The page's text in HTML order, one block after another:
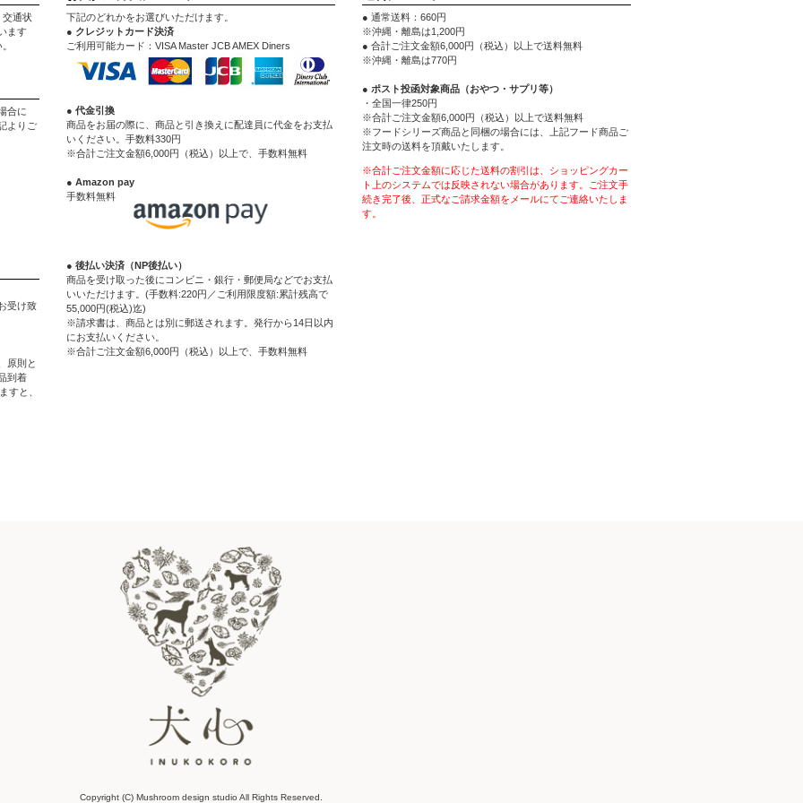
通状
ます
合に
よりご
受け致
原則と
到着
すと、
下記のどれかをお選びいただけます。
● クレジットカード決済
ご利用可能カード：VISA Master JCB AMEX Diners
● 代金引換
商品をお届の際に、商品と引き換えに配達員に代金をお支払
いください。手数料330円
※合計ご注文金額6,000円（税込）以上で、手数料無料
● Amazon pay
手数料無料
● 後払い決済（NP後払い）
商品を受け取った後にコンビニ・銀行・郵便局などでお支払
いいただけます。(手数料:220円／ご利用限度額:累計残高で
55,000円(税込)迄)
※請求書は、商品とは別に郵送されます。発行から14日以内
にお支払いください。
※合計ご注文金額6,000円（税込）以上で、手数料無料
● 通常送料：660円
※沖縄・離島は1,200円
● 合計ご注文金額6,000円（税込）以上で送料無料
※沖縄・離島は770円
● ポスト投函対象商品（おやつ・サプリ等）
・全国一律250円
※合計ご注文金額6,000円（税込）以上で送料無料
※フードシリーズ商品と同梱の場合には、上記フード商品ご
注文時の送料を頂戴いたします。
※合計ご注文金額に応じた送料の割引は、ショッピングカー
ト上のシステムでは反映されない場合があります。ご注文手
続き完了後、正式なご請求金額をメールにてご連絡いたしま
す。
Copyright (C) Mushroom design studio All Rights Reserved.